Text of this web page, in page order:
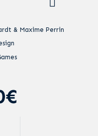
& Maxime Perrin